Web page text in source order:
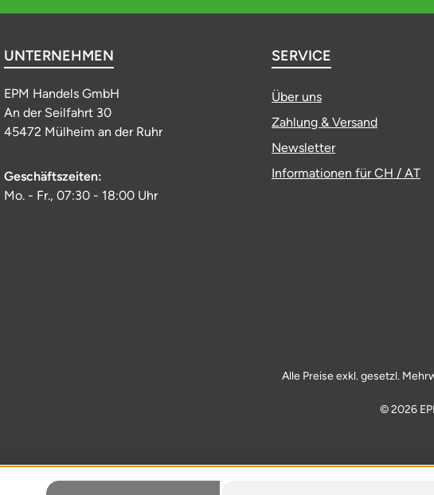
UNTERNEHMEN
EPM Handels GmbH
An der Seilfahrt 30
45472 Mülheim an der Ruhr
Geschäftszeiten:
Mo. - Fr., 07:30 - 18:00 Uhr
SERVICE
Über uns
Zahlung & Versand
Newsletter
Informationen für CH / AT
Alle Preise exkl. gesetzl.
© 2026